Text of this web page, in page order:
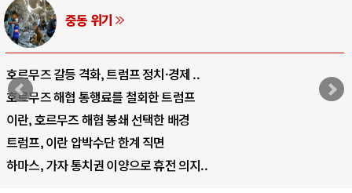
중동 위기
호르무즈 갈등 격화, 트럼프 정치·경제 ..
호르무즈 해협 통행료를 철회한 트럼프
이란, 호르무즈 해협 봉쇄 선택한 배경
트럼프, 이란 압박수단 한계 직면
하마스, 가자 통치권 이양으로 휴전 의지..